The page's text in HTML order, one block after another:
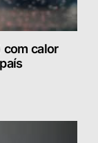
com calor